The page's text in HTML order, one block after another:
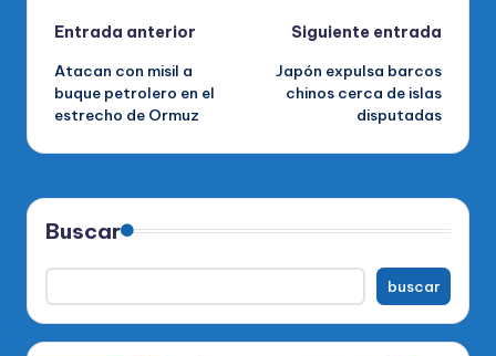
Navegación
de
entradas
Entrada anterior
Atacan con misil a
buque petrolero en el
estrecho de Ormuz
Siguiente entrada
Japón expulsa barcos
chinos cerca de islas
disputadas
Buscar
buscar